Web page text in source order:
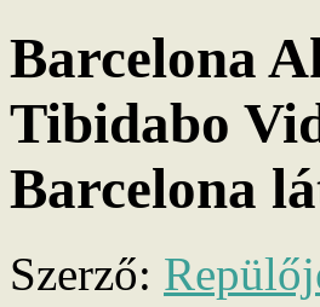
Barcelona
Tibidabo
Barcelona
Szerző: